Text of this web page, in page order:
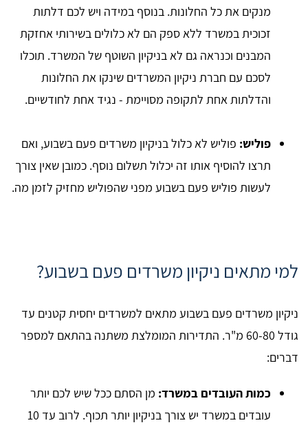
מנקים את כל החלונות. בנוסף במידה ויש לכם דלתות
זכוכית במשרד ללא ספק הם לא כלולים בשירותי אחזקת
המבנים וכנראה גם לא בניקיון השוטף של המשרד. תוכלו
לסכם עם חברת ניקיון המשרדים שינקו את החלונות
והדלתות אחת לתקופה מסויימת - נגיד אחת לחודשיים.
פוליש: פוליש לא כלול בניקיון משרדים פעם בשבוע, ואם
תרצו להוסיף אותו זה יכלול תשלום נוסף. כמובן שאין צורך
לעשות פוליש פעם בשבוע מפני שהפוליש מחזיק לזמן מה.
למי מתאים ניקיון משרדים פעם בשבוע?
ניקיון משרדים פעם בשבוע מתאים למשרדים יחסית קטנים עד
גודל 60-80 מ"ר. התדירות המומלצת משתנה בהתאם למספר
דברים:
כמות העובדים במשרד: מן הסתם ככל שיש לכם יותר
עובדים במשרד יש צורך בניקיון יותר תכוף. לרוב עד 10